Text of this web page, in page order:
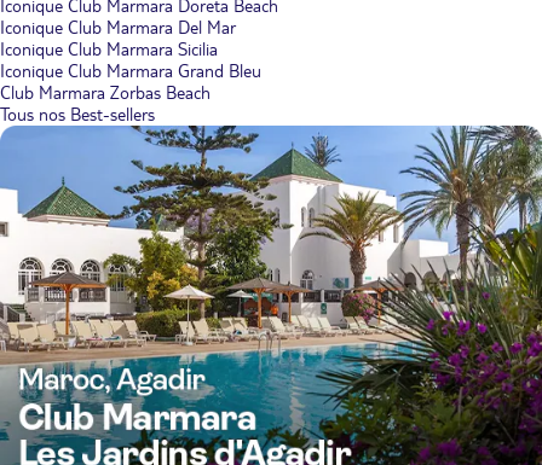
Iconique Club Marmara Doreta Beach
Iconique Club Marmara Del Mar
Iconique Club Marmara Sicilia
Iconique Club Marmara Grand Bleu
Club Marmara Zorbas Beach
Tous nos Best-sellers